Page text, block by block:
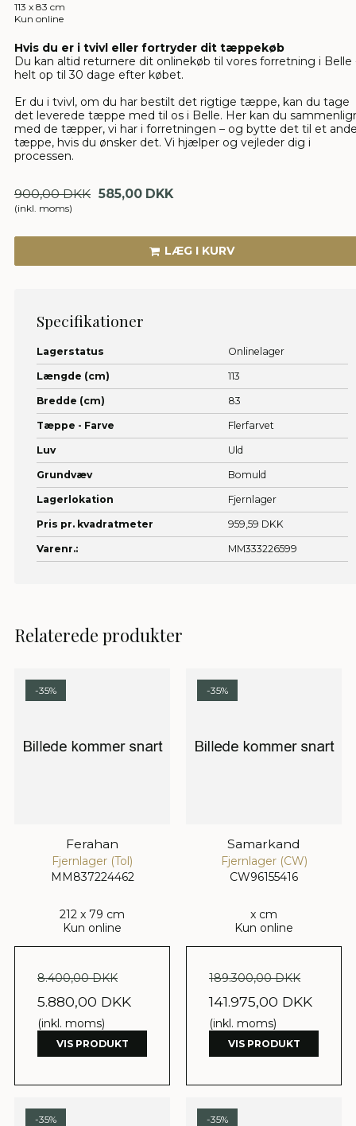
113 x 83 cm
Kun online
Hvis du er i tvivl eller fortryder dit tæppekøb
Du kan altid returnere dit onlinekøb til vores forretning i Belle
helt op til 30 dage efter købet.
Er du i tvivl, om du har bestilt det rigtige tæppe, kan du tage
det leverede tæppe med til os i Belle. Her kan du
med de tæpper, vi har i forretningen – og bytte det til et
tæppe, hvis du ønsker det. Vi hjælper og vejleder dig i
processen.
585,00 DKK
900,00 DKK
(inkl. moms)
LÆG I KURV
Specifikationer
Lagerstatus Onlinelager
Længde (cm) 113
Bredde (cm) 83
Tæppe - Farve Flerfarvet
Luv Uld
Grundvæv Bomuld
Lagerlokation Fjernlager
Pris pr. kvadratmeter 959,59 DKK
Varenr.: MM333226599
Relaterede produkter
-35%
Ferahan
Fjernlager (Tol)
MM837224462
212 x 79 cm
Kun online
8.400,00 DKK
5.880,00 DKK
(inkl. moms)
VIS PRODUKT
-35%
Samarkand
Fjernlager (CW)
CW96155416
x cm
Kun online
189.300,00 DKK
141.975,00 DKK
(inkl. moms)
VIS PRODUKT
-35% -35%